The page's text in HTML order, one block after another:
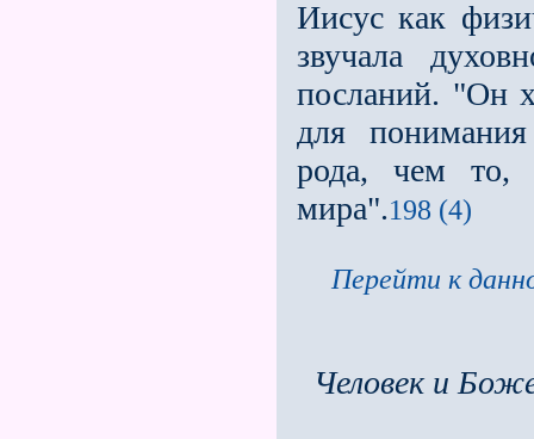
Иисус как
звучала
посланий. "Он
для
рода, чем то,
мира".198 (4)
Перейти к
Человек и